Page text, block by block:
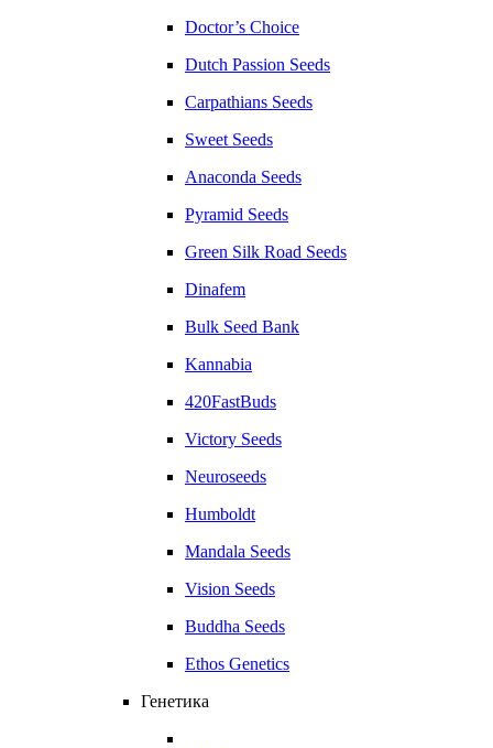
Doctor’s Choice
Dutch Passion Seeds
Carpathians Seeds
Sweet Seeds
Anaconda Seeds
Pyramid Seeds
Green Silk Road Seeds
Dinafem
Bulk Seed Bank
Kannabia
420FastBuds
Victory Seeds
Neuroseeds
Humboldt
Mandala Seeds
Vision Seeds
Buddha Seeds
Ethos Genetics
Генетика